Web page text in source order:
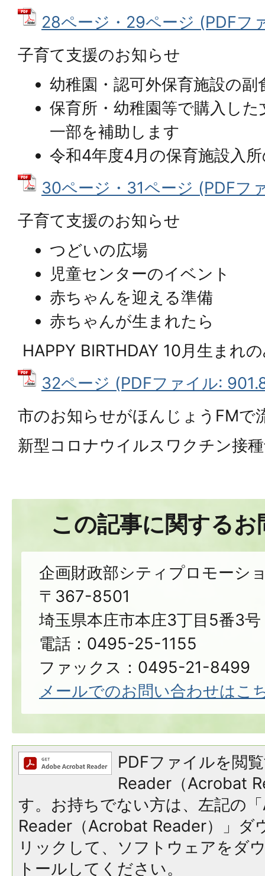
28ページ・29ページ (PDFフ
子育て支援のお知らせ
幼稚園・認可外保育施設の
保育所・幼稚園等で購入し
一部を補助します
令和4年度4月の保育施設入
30ページ・31ページ (PDFフ
子育て支援のお知らせ
つどいの広場
児童センターのイベント
赤ちゃんを迎える準備
赤ちゃんが生まれたら
HAPPY BIRTHDAY 10月生まれ
32ページ (PDFファイル:
市のお知らせがほんじょうFMで
新型コロナウイルスワクチン接
この記事に関する
企画財政部シティプロモーシ
〒367-8501
埼玉県本庄市本庄3丁目5番3号
電話：0495-25-1155
ファックス：0495-21-8499
メールでのお問い合わせはこ
PDFファイルを閲
Reader（Acrobat
す。お持ちでない方は、左記の
Reader（Acrobat Reader）」ダ
リックして、ソフトウェアをダ
トールしてください。